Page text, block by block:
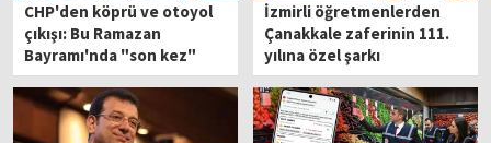
CHP'den köprü ve otoyol
çıkışı: Bu Ramazan
Bayramı'nda "son kez"
ücretsiz olacak
İzmirli öğretmenlerden
Çanakkale zaferinin 111.
yılına özel şarkı